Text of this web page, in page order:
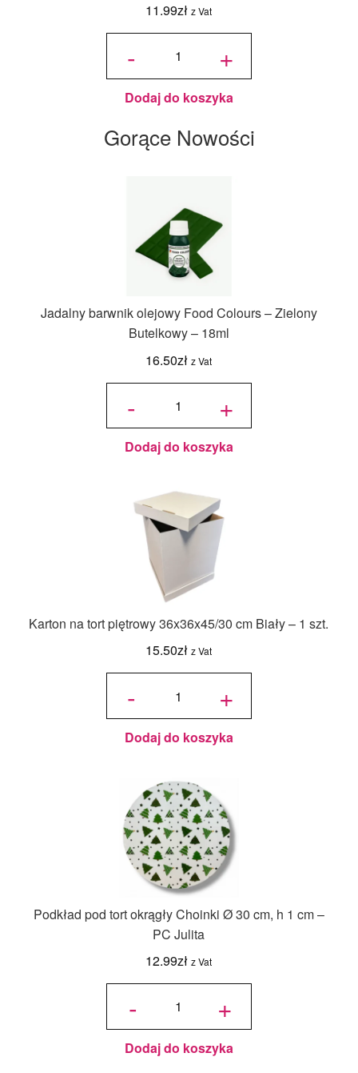
11.99zł z Vat
-
ilość
Pastylki
Czysta
Biel
125 g -
Wilton
+
Dodaj do koszyka
Gorące Nowości
Jadalny barwnik olejowy Food Colours – Zielony
Butelkowy – 18ml
16.50zł z Vat
-
ilość
olejowy
Food
Colours -
Zielony
Butelkowy
+
Dodaj do koszyka
Karton na tort piętrowy 36x36x45/30 cm Biały – 1 szt.
15.50zł z Vat
-
ilość Karton
36x36x45/30
cm Biały - 1
szt. +
Dodaj do koszyka
Podkład pod tort okrągły Choinki Ø 30 cm, h 1 cm –
PC Julita
12.99zł z Vat
-
ilość
okrągły
Choinki
Ø 30
cm, h 1
cm - PC
+
Dodaj do koszyka